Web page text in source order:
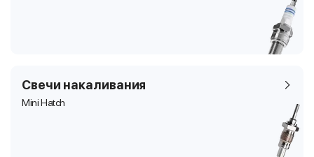
Свечи накаливания
Mini Hatch